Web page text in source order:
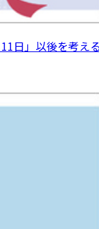
日」以後を考え